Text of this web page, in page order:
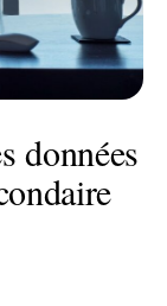
données